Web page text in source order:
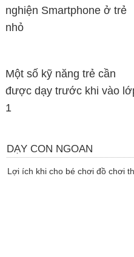
nghiện Smartphone ở trẻ
nhỏ
Một số kỹ năng trẻ cần
được dạy trước khi vào
1
DẠY CON NGOAN
Lợi ích khi cho bé chơi đồ chơi